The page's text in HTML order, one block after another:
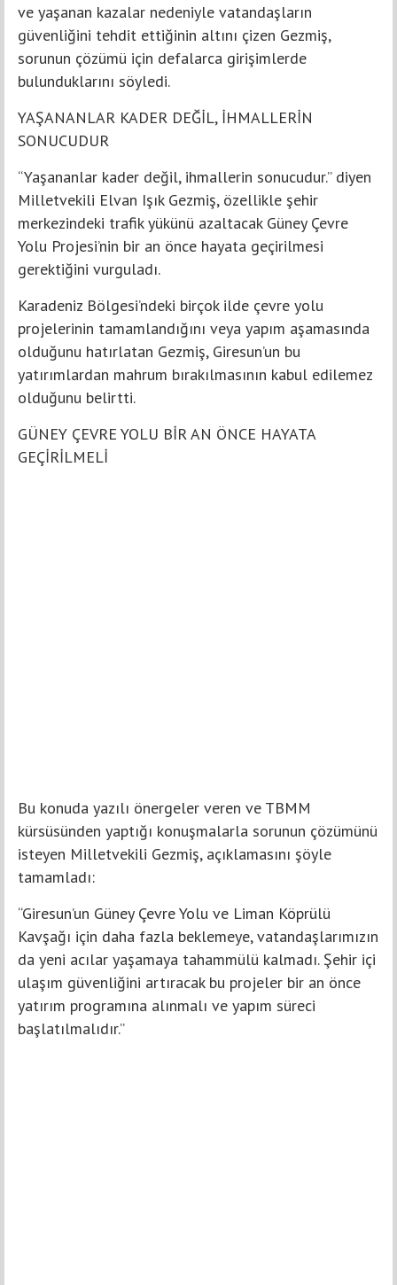
ve yaşanan kazalar nedeniyle vatandaşların
güvenliğini tehdit ettiğinin altını çizen Gezmiş,
sorunun çözümü için defalarca girişimlerde
bulunduklarını söyledi.
YAŞANANLAR KADER DEĞİL, İHMALLERİN
SONUCUDUR
“Yaşananlar kader değil, ihmallerin sonucudur.” diyen
Milletvekili Elvan Işık Gezmiş, özellikle şehir
merkezindeki trafik yükünü azaltacak Güney Çevre
Yolu Projesi’nin bir an önce hayata geçirilmesi
gerektiğini vurguladı.
Karadeniz Bölgesi’ndeki birçok ilde çevre yolu
projelerinin tamamlandığını veya yapım aşamasında
olduğunu hatırlatan Gezmiş, Giresun’un bu
yatırımlardan mahrum bırakılmasının kabul edilemez
olduğunu belirtti.
GÜNEY ÇEVRE YOLU BİR AN ÖNCE HAYATA
GEÇİRİLMELİ
Bu konuda yazılı önergeler veren ve TBMM
kürsüsünden yaptığı konuşmalarla sorunun çözümünü
isteyen Milletvekili Gezmiş, açıklamasını şöyle
tamamladı:
“Giresun’un Güney Çevre Yolu ve Liman Köprülü
Kavşağı için daha fazla beklemeye, vatandaşlarımızın
da yeni acılar yaşamaya tahammülü kalmadı. Şehir içi
ulaşım güvenliğini artıracak bu projeler bir an önce
yatırım programına alınmalı ve yapım süreci
başlatılmalıdır.”